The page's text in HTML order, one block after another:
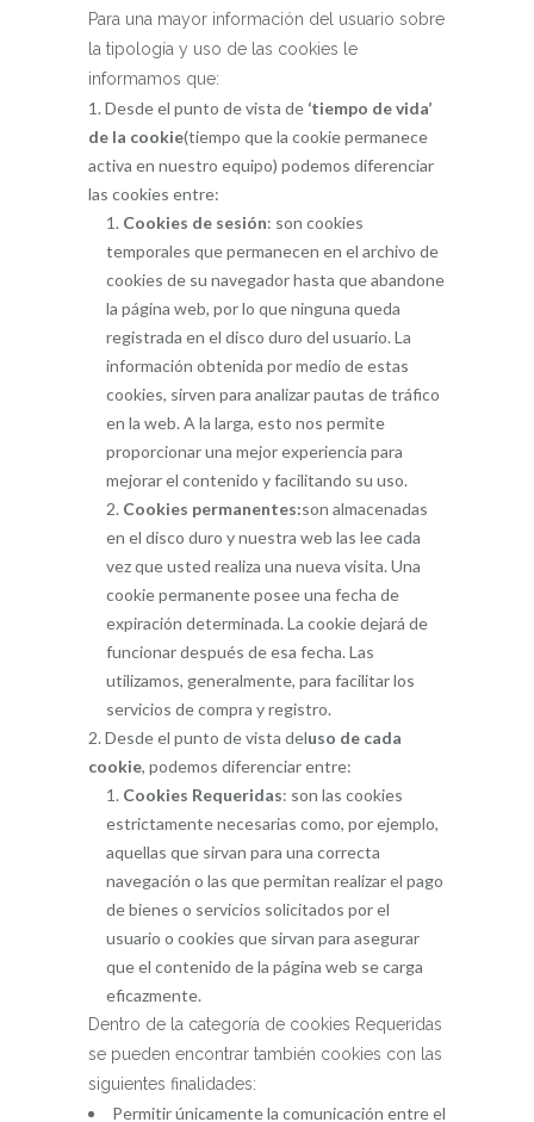
Para una mayor información del usuario sobre
la tipología y uso de las cookies le
informamos que:
Desde el punto de vista de ‘tiempo de vida’
de la cookie(tiempo que la cookie permanece
activa en nuestro equipo) podemos diferenciar
las cookies entre:
Cookies de sesión: son cookies
temporales que permanecen en el archivo de
cookies de su navegador hasta que abandone
la página web, por lo que ninguna queda
registrada en el disco duro del usuario. La
información obtenida por medio de estas
cookies, sirven para analizar pautas de tráfico
en la web. A la larga, esto nos permite
proporcionar una mejor experiencia para
mejorar el contenido y facilitando su uso.
Cookies permanentes:son almacenadas
en el disco duro y nuestra web las lee cada
vez que usted realiza una nueva visita. Una
cookie permanente posee una fecha de
expiración determinada. La cookie dejará de
funcionar después de esa fecha. Las
utilizamos, generalmente, para facilitar los
servicios de compra y registro.
Desde el punto de vista deluso de cada
cookie, podemos diferenciar entre:
Cookies Requeridas: son las cookies
estrictamente necesarias como, por ejemplo,
aquellas que sirvan para una correcta
navegación o las que permitan realizar el pago
de bienes o servicios solicitados por el
usuario o cookies que sirvan para asegurar
que el contenido de la página web se carga
eficazmente.
Dentro de la categoría de cookies Requeridas
se pueden encontrar también cookies con las
siguientes finalidades:
Permitir únicamente la comunicación entre el